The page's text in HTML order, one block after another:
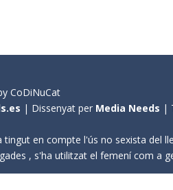
CoDiNuCat
| Dissenyat per Media Needs |
tingut en compte l'ús no sexista del
, s'ha utilitzat el femení com a